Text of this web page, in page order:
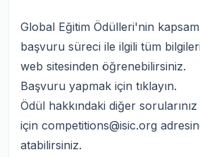
Global Eğitim Ödülleri'nin
başvuru süreci ile ilgili tüm bilgileri
web sitesinden öğrenebilirsiniz.
Başvuru yapmak için tıklayın.
Ödül hakkındaki diğer sorularınız
için competitions@isic.org
atabilirsiniz.